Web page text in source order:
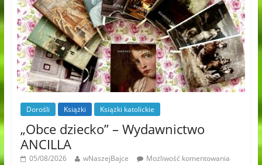
Dorośli Książki Książki katolickie
„Obce dziecko” – Wydawnictwo
ANCILLA
05/08/2026 wNaszejBajce
Możliwość komentowania